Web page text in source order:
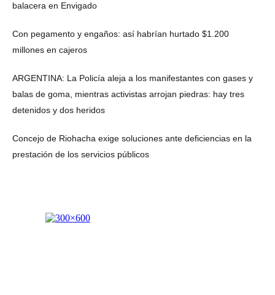
balacera en Envigado
Con pegamento y engaños: así habrían hurtado $1.200
millones en cajeros
ARGENTINA: La Policía aleja a los manifestantes con gases y
balas de goma, mientras activistas arrojan piedras: hay tres
detenidos y dos heridos
Concejo de Riohacha exige soluciones ante deficiencias en la
prestación de los servicios públicos